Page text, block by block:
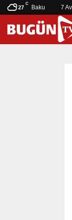
27
C
Baku 7